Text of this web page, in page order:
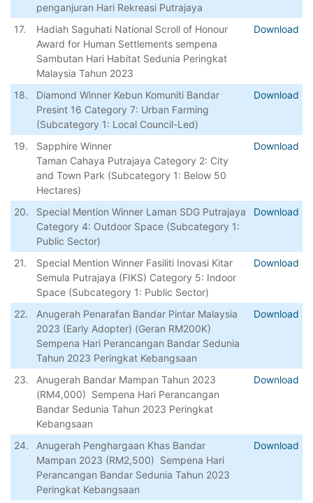
penganjuran Hari Rekreasi Putrajaya
17.
Hadiah Saguhati National Scroll of Honour
Award for Human Settlements sempena
Sambutan Hari Habitat Sedunia Peringkat
Malaysia Tahun 2023
Download
18.
Diamond Winner Kebun Komuniti Bandar
Presint 16 Category 7: Urban Farming
(Subcategory 1: Local Council-Led)
Download
19.
Sapphire Winner
Taman Cahaya Putrajaya Category 2: City
and Town Park (Subcategory 1: Below 50
Hectares)
Download
20.
Special Mention Winner Laman SDG Putrajaya
Category 4: Outdoor Space (Subcategory 1:
Public Sector)
Download
21.
Special Mention Winner Fasiliti Inovasi Kitar
Semula Putrajaya (FIKS) Category 5: Indoor
Space (Subcategory 1: Public Sector)
Download
22.
Anugerah Penarafan Bandar Pintar Malaysia
2023 (Early Adopter) (Geran RM200K)
Sempena Hari Perancangan Bandar Sedunia
Tahun 2023 Peringkat Kebangsaan
Download
23.
Anugerah Bandar Mampan Tahun 2023
(RM4,000) Sempena Hari Perancangan
Bandar Sedunia Tahun 2023 Peringkat
Kebangsaan
Download
24.
Anugerah Penghargaan Khas Bandar
Mampan 2023 (RM2,500) Sempena Hari
Perancangan Bandar Sedunia Tahun 2023
Peringkat Kebangsaan
Download